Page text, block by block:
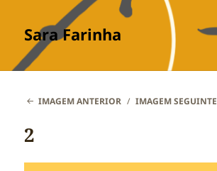
Sara Farinha
IMAGEM ANTERIOR
IMAGEM SEGUINTE
2